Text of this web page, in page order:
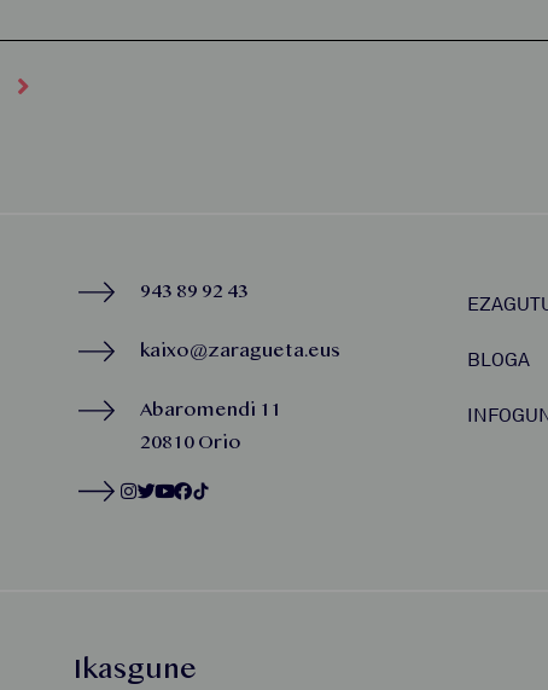
943 89 92 43
kaixo@zaragueta.eus
Abaromendi 11
20810 Orio
BLOGA
Ikasgune